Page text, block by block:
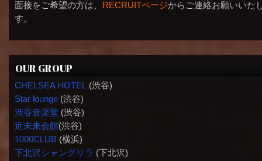
面接をご希望の方は、 RECRUITページからご連絡お願いいた
す。
OUR GROUP
CHELSEA HOTEL (渋谷)
Star lounge(渋谷)
渋谷音楽堂(渋谷)
近未来会館(渋谷)
1000CLUB(横浜)
下北沢シャングリラ (下北沢)